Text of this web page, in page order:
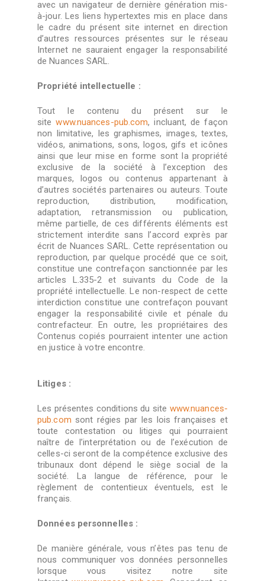
avec un navigateur de dernière génération mis-
à-jour. Les liens hypertextes mis en place dans
le cadre du présent site internet en direction
d’autres ressources présentes sur le réseau
Internet ne sauraient engager la responsabilité
de Nuances SARL.
Propriété intellectuelle :
Tout le contenu du présent sur le
sitewww.nuances-pub.com, incluant, de façon
non limitative, les graphismes, images, textes,
vidéos, animations, sons, logos, gifs et icônes
ainsi que leur mise en forme sont la propriété
exclusive de la société à l’exception des
marques, logos ou contenus appartenant à
d’autres sociétés partenaires ou auteurs. Toute
reproduction, distribution, modification,
adaptation, retransmission ou publication,
même partielle, de ces différents éléments est
strictement interdite sans l’accord exprès par
écrit de Nuances SARL. Cette représentation ou
reproduction, par quelque procédé que ce soit,
constitue une contrefaçon sanctionnée par les
articles L.335-2 et suivants du Code de la
propriété intellectuelle. Le non-respect de cette
interdiction constitue une contrefaçon pouvant
engager la responsabilité civile et pénale du
contrefacteur. En outre, les propriétaires des
Contenus copiés pourraient intenter une action
en justice à votre encontre.
Litiges :
Les présentes conditions du site www.nuances-
pub.com sont régies par les lois françaises et
toute contestation ou litiges qui pourraient
naître de l’interprétation ou de l’exécution de
celles-ci seront de la compétence exclusive des
tribunaux dont dépend le siège social de la
société. La langue de référence, pour le
règlement de contentieux éventuels, est le
français.
Données personnelles :
De manière générale, vous n’êtes pas tenu de
nous communiquer vos données personnelles
lorsque vous visitez notre site